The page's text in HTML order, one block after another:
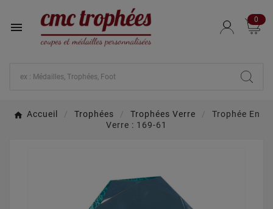

0
Accueil Trophées Trophées Verre
Trophée En
Verre : 169-61